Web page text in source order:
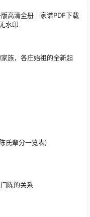
高清全册｜家谱PDF下载
水印
族，各庄始祖的全新起
氏辈分一览表)
陈的关系